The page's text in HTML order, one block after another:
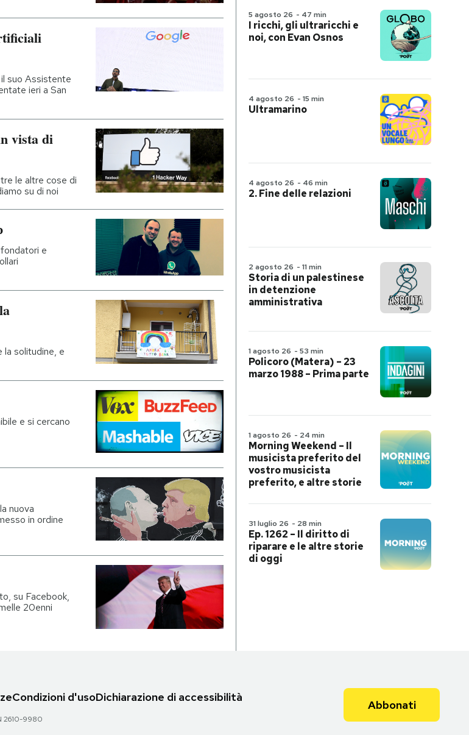
suo Assistente
ieri a San
vista di
le altre cose di
su di noi
e
la solitudine, e
e si cercano
nuova
in ordine
su Facebook,
20enni
5 agosto 26 - 47 min
I ricchi, gli ultraricchi e
noi, con Evan Osnos
4 agosto 26 - 15 min
Ultramarino
4 agosto 26 - 46 min
2. Fine delle relazioni
2 agosto 26 - 11 min
Storia di un palestinese
in detenzione
amministrativa
1 agosto 26 - 53 min
Policoro (Matera) – 23
marzo 1988 – Prima parte
1 agosto 26 - 24 min
Morning Weekend – Il
musicista preferito del
vostro musicista
preferito, e altre storie
31 luglio 26 - 28 min
Ep. 1262 – Il diritto di
riparare e le altre storie
di oggi
Condizioni d'usoDichiarazione di accessibilità
2610-9980
Abbonati